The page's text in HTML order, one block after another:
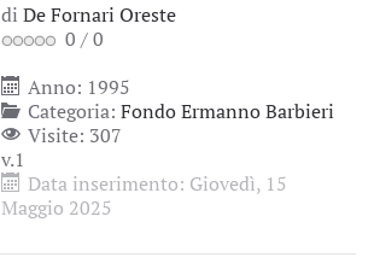
di De Fornari Oreste
0 /0
Anno: 1995
Categoria: Fondo Ermanno Barbieri
Visite: 307
v.1
Data inserimento: Giovedì, 15
Maggio 2025